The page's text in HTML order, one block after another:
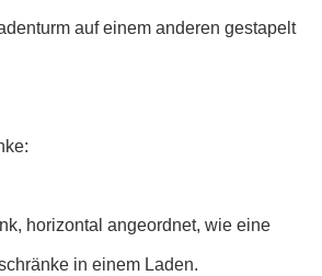
auf einem anderen gestapelt
horizontal angeordnet, wie eine
in einem Laden.